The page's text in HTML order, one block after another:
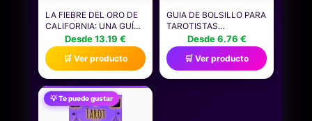
LA FIEBRE DEL ORO DE
CALIFORNIA: UNA GUÍA
FASCINANTE SOBRE
UNO DE LOS EVENTOS
MÁS SIGNIFICATIVOS DE
LA HISTORIA DE LOS
ESTADOS UNIDOS DE
AMÉRICA Y SU ... DE
NATIVOS AMERICANOS
(HISTORIA DE EE. UU.)
Desde 13.19 €
🛒 Ver producto
GUIA DE BOLSILLO PARA
TAROTISTAS
PRINCIPIANTES:
LECTURAS SIN ESTRÉS
NI TANTO ROLLO
Desde 6.76 €
🛒 Ver producto
💡 Te puede gustar